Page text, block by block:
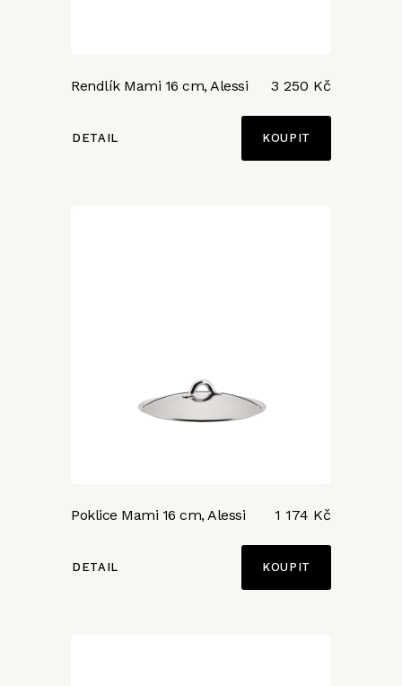
Rendlík Mami 16 cm, Alessi 3 250 Kč
DETAIL
Poklice Mami 16 cm, Alessi 1 174 Kč
DETAIL